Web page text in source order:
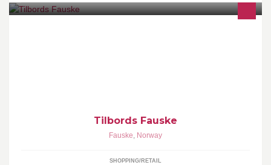
Tilbords Fauske
Fauske, Norway
SHOPPING/RETAIL